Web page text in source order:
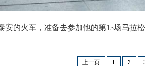
安的火车，准备去参加他的第13场马
上一页 1 2